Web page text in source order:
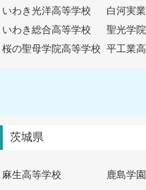
いわき光洋高等学校
白河実
いわき総合高等学校
聖光学
桜の聖母学院高等学校 平工業
茨城県
麻生高等学校 鹿島学